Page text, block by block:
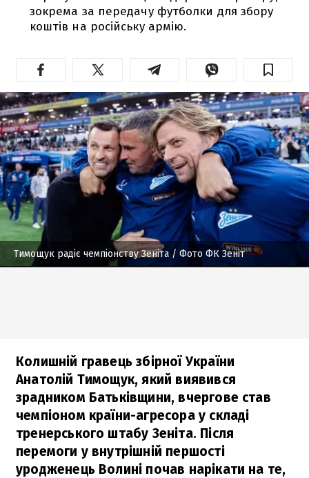
зокрема за передачу футболки для збору
коштів на російську армію.
Тимощук радіє чемпіонству Зеніта / Фото ФК Зеніт
Колишній гравець збірної України
Анатолій Тимощук, який виявився
зрадником Батьківщини, вчергове став
чемпіоном країни-агресора у складі
тренерського штабу Зеніта. Після
перемоги у внутрішній першості
уродженець Волині почав нарікати на те,